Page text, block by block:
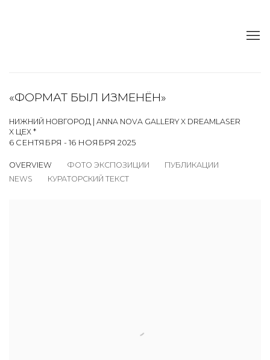
«ФОРМАТ БЫЛ ИЗМЕНЁН»
НИЖНИЙ НОВГОРОД | ANNA NOVA GALLERY X DREAMLASER
X ЦЕХ *
6 СЕНТЯБРЯ - 16 НОЯБРЯ 2025
OVERVIEW ФОТО ЭКСПОЗИЦИИ
ПУБЛИКАЦИИ
NEWS
КУРАТОРСКИЙ ТЕКСТ